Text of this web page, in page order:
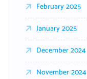
February 2025
January 2025
December 2024
November 2024